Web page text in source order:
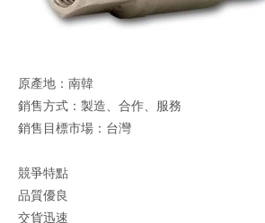
原產地：南韓
銷售方式：製造、合作、服務
銷售目標市場：台灣
競爭特點
品質優良
交貨迅速